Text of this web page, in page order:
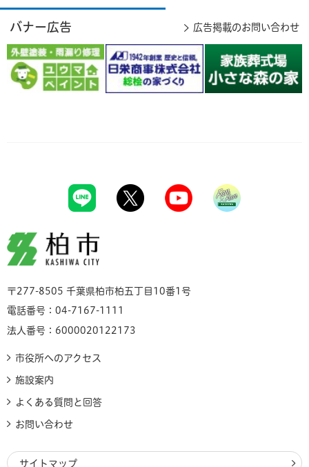
バナー広告 広告掲載のお問い合わせ
柏市
〒277-8505 千葉県柏市柏五丁目10番1号
電話番号：04-7167-1111
法人番号：6000020122173
市役所へのアクセス
施設案内
よくある質問と回答
お問い合わせ
サイトマップ